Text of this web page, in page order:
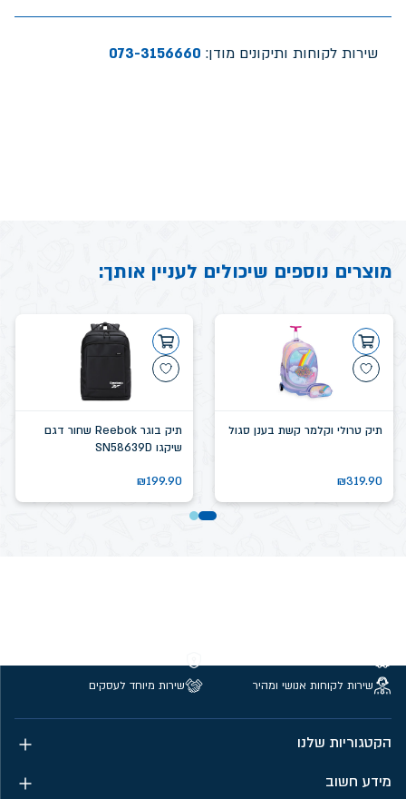
שירות לקוחות ותיקונים מודן: 073-3156660
מוצרים נוספים שיכולים לעניין אותך:
תיק טרולי וקלמר קשת בענן סגול
₪319.90
תיק בוגר Reebok שחור דגם
שיקגו SN58639D
₪199.90
שירות לקוחות אנושי ומהיר
שירות מיוחד לעסקים
הקטגוריות שלנו
מידע חשוב